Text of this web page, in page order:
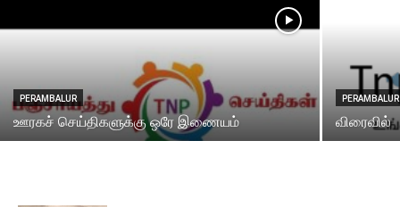
PERAMBALUR
ஊரகச் செய்திகளுக்கு ஒரே இணையம்
PERAMBALUR
விரைவில்